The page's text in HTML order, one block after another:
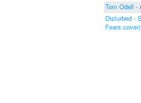
Tom Odell -
Disturbed -
Fears cover)